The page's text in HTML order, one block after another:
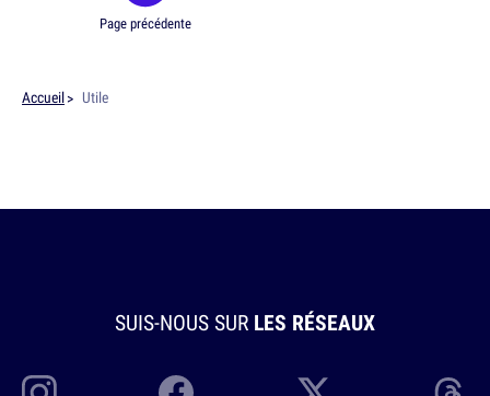
Page précédente
Accueil Utile
SUIS-NOUS SUR LES RÉSEAUX